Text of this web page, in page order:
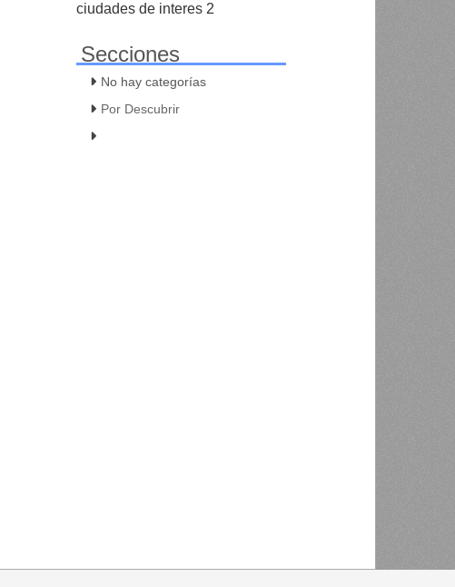
ciudades de interes 2
Secciones
No hay categorías
Por Descubrir